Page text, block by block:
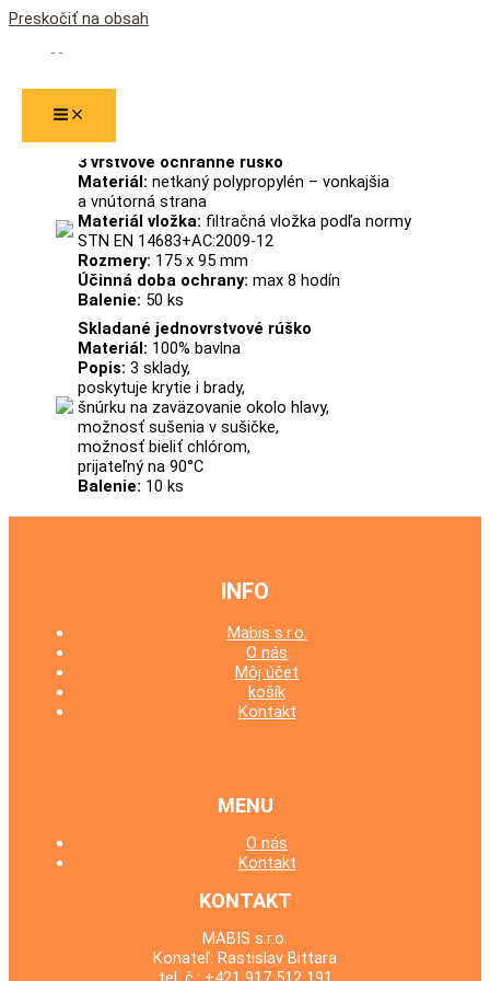
Preskočiť na obsah
Ochranné rúška
3 vrstvové ochranné rúško
Materiál: netkaný polypropylén – vonkajšia
a vnútorná strana
Materiál vložka: filtračná vložka podľa normy
STN EN 14683+AC:2009-12
Rozmery: 175 x 95 mm
Účinná doba ochrany: max 8 hodín
Balenie: 50 ks
Skladané jednovrstvové rúško
Materiál: 100% bavlna
Popis: 3 sklady,
poskytuje krytie i brady,
šnúrku na zaväzovanie okolo hlavy,
možnosť sušenia v sušičke,
možnosť bieliť chlórom,
prijateľný na 90°C
Balenie: 10 ks
INFO
Mabis s.r.o.
O nás
Môj účet
košík
Kontakt
MENU
O nás
Kontakt
KONTAKT
MABIS s.r.o.
Konateľ: Rastislav Bittara